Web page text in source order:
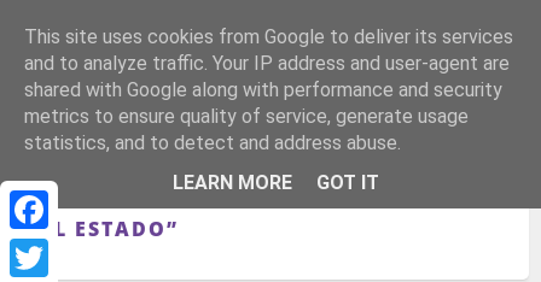
Facebook
ONCE FORMACIONES POLÍTICAS PIDEN EN
EL CONGRESO INVESTIGAR LAS “CLOACAS
DEL ESTADO”
This site uses cookies from Google to deliver its services
and to analyze traffic. Your IP address and user-agent are
shared with Google along with performance and security
metrics to ensure quality of service, generate usage
statistics, and to detect and address abuse.
LEARN MORE
GOT IT